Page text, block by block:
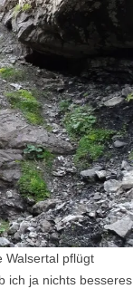
Walsertal pflügt
ich ja nichts besseres